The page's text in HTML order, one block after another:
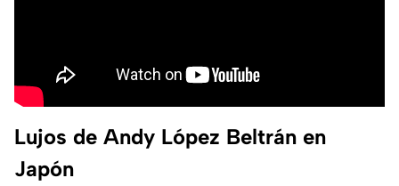
Lujos de Andy López Beltrán en
Japón